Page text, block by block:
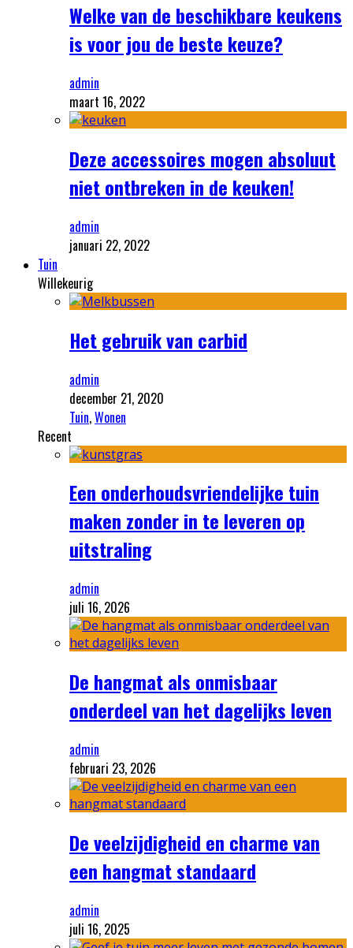
Welke van de beschikbare keukens
is voor jou de beste keuze?
admin
maart 16, 2022
Deze accessoires mogen absoluut
niet ontbreken in de keuken!
admin
januari 22, 2022
Tuin
Willekeurig
Het gebruik van carbid
admin
december 21, 2020
Tuin,Wonen
Recent
Een onderhoudsvriendelijke tuin
maken zonder in te leveren op
uitstraling
admin
juli 16, 2026
De hangmat als onmisbaar
onderdeel van het dagelijks leven
admin
februari 23, 2026
De veelzijdigheid en charme van
een hangmat standaard
admin
juli 16, 2025